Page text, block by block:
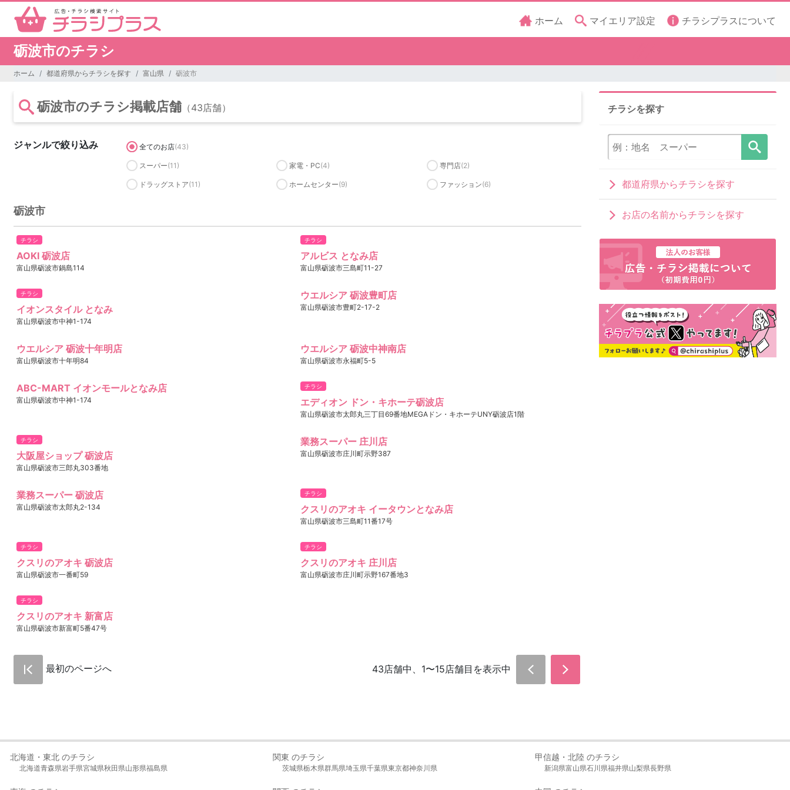
ホーム マイエリア設定 チラシプラスについて
砺波市のチラシ
ホーム 都道府県からチラシを探す 富山県 砺波市
砺波市のチラシ掲載店舗 （43店舗）
ジャンルで絞り込み 全てのお店(43)
スーパー(11) 家電・PC(4) 専門店(2)
ドラッグストア(11) ホームセンター(9) ファッション(6)
砺波市
チラシ
AOKI 砺波店
富山県砺波市鍋島114
チラシ
アルビス となみ店
富山県砺波市三島町11-27
チラシ
イオンスタイル となみ
富山県砺波市中神1-174
ウエルシア 砺波豊町店
富山県砺波市豊町2-17-2
ウエルシア 砺波十年明店
富山県砺波市十年明84
ウエルシア 砺波中神南店
富山県砺波市永福町5-5
ABC-MART イオンモールとなみ店
富山県砺波市中神1-174
チラシ
エディオン ドン・キホーテ砺波店
富山県砺波市太郎丸三丁目69番地MEGAドン・キホーテUNY砺波店1階
チラシ
大阪屋ショップ 砺波店
富山県砺波市三郎丸303番地
業務スーパー 庄川店
富山県砺波市庄川町示野387
業務スーパー 砺波店
富山県砺波市太郎丸2-134
チラシ
クスリのアオキ イータウンとなみ店
富山県砺波市三島町11番17号
チラシ
クスリのアオキ 砺波店
富山県砺波市一番町59
チラシ
クスリのアオキ 庄川店
富山県砺波市庄川町示野167番地3
チラシ
クスリのアオキ 新富店
富山県砺波市新富町5番47号
最初のページへ 43店舗中、1〜15店舗目を表示中
チラシを探す
都道府県からチラシを探す
お店の名前からチラシを探す
北海道・東北 のチラシ
北海道青森県岩手県宮城県秋田県山形県福島県
関東 のチラシ
茨城県栃木県群馬県埼玉県千葉県東京都神奈川県
甲信越・北陸 のチラシ
新潟県富山県石川県福井県山梨県長野県